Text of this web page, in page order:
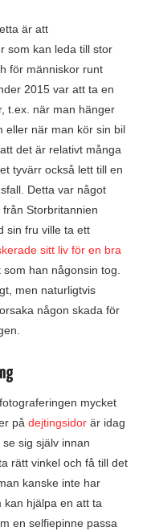
är att
som kan leda till stor
för människor runt
2015 var att ta en
t.ex. när man hänger
eller när man kör sin bil
det är relativt många
tyvärr också lett till en
Detta var något
Storbritannien
sin fru ville ta ett
sitt liv för en bra
han någonsin tog.
men naturligtvis
någon skada för
mycket
pådejtingsidor är idag
sig själv innan
rätt vinkel och få till det
kanske inte har
kan hjälpa en att ta
en selfiepinne passa